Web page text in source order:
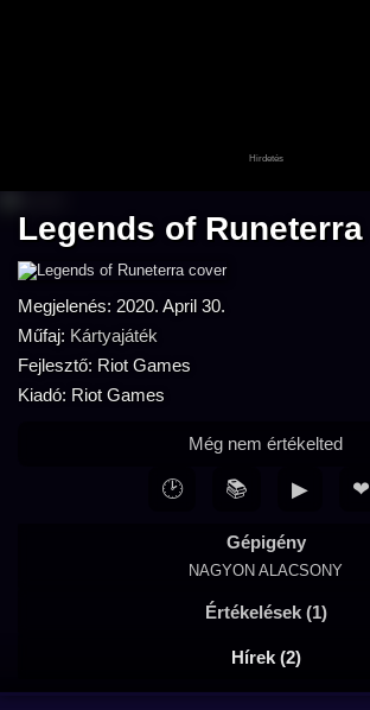
Legends of Runeterra
Megjelenés: 2020. April 30.
Műfaj: Kártyajáték
Fejlesztő: Riot Games
Kiadó: Riot Games
Gépigény
NAGYON ALACSONY
Értékelések (1)
Hírek (2)
Még nem értékelted
🕑 📚 ▶ ❤